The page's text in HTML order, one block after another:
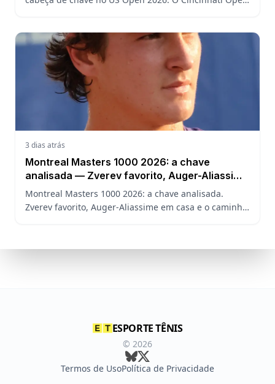
3 dias atrás
Montreal Masters 1000 2026: a chave
analisada — Zverev favorito, Auger-Aliassime
em casa e o caminho de João Fonseca
Montreal Masters 1000 2026: a chave analisada.
Zverev favorito, Auger-Aliassime em casa e o caminho
ESPORTE TÊNIS
© 2026
Termos de UsoPolítica de Privacidade